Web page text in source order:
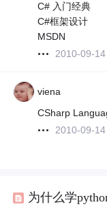
C# 入门经典
C#框架设计
MSDN
2010-09-14
viena
CSharp
2010-09-14
为什么学